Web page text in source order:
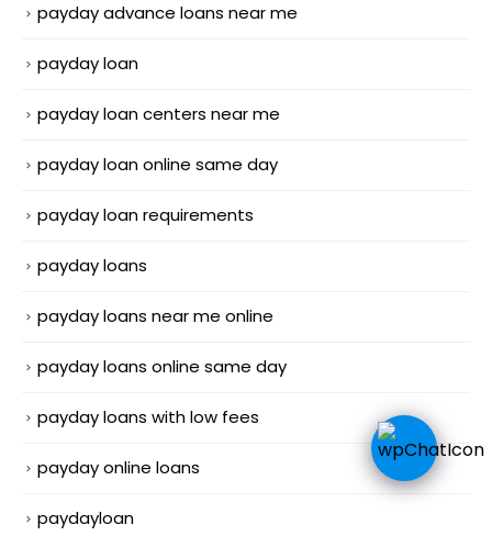
payday advance loans near me
payday loan
payday loan centers near me
payday loan online same day
payday loan requirements
payday loans
payday loans near me online
payday loans online same day
payday loans with low fees
payday online loans
paydayloan